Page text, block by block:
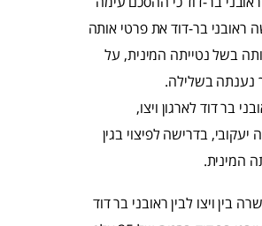
ראובני בר-דוד את פרטי אותה
בשל נטייתה המינית, על
נענתה בשלילה.
בר דוד לארגון ויצו,
בדרישה לפיצוי בגין
המינית.
בין ויצו לבין ראובני בר דוד